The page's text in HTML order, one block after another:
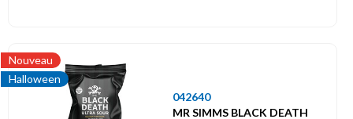
Nouveau
Halloween
042640
MR SIMMS BLACK DEATH